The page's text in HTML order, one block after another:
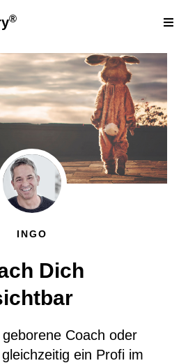
®
INGO
Dich
Coach oder
ein Profi im